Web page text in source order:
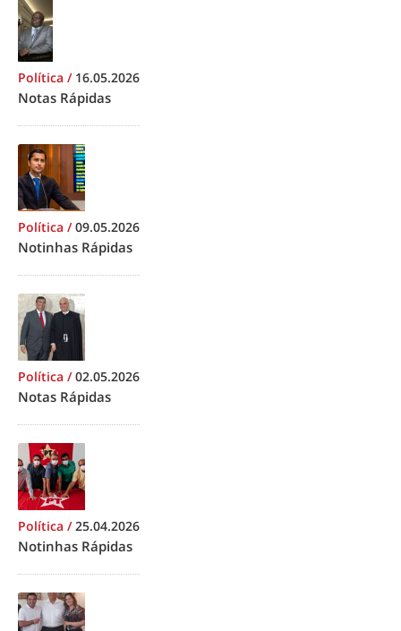
Política / 16.05.2026
Notas Rápidas
Política /09.05.2026
Notinhas Rápidas
Política /02.05.2026
Notas Rápidas
Política /25.04.2026
Notinhas Rápidas